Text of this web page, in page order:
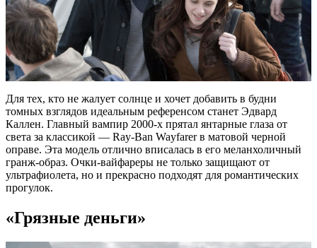
Для тех, кто не жалует солнце и хочет добавить в будни
томных взглядов идеальным референсом станет Эдвард
Каллен. Главный вампир 2000-х прятал янтарные глаза от
света за классикой — Ray-Ban Wayfarer в матовой черной
оправе. Эта модель отлично вписалась в его меланхоличный
гранж-образ. Очки-вайфареры не только защищают от
ультрафиолета, но и прекрасно подходят для романтических
прогулок.
«Грязные деньги»